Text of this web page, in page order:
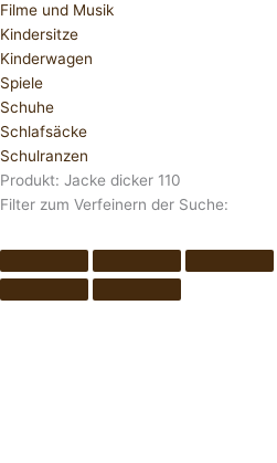
Filme und Musik
Kindersitze
Kinderwagen
Spiele
Schuhe
Schlafsäcke
Schulranzen
Produkt: Jacke dicker 110
Filter zum Verfeinern der Suche: